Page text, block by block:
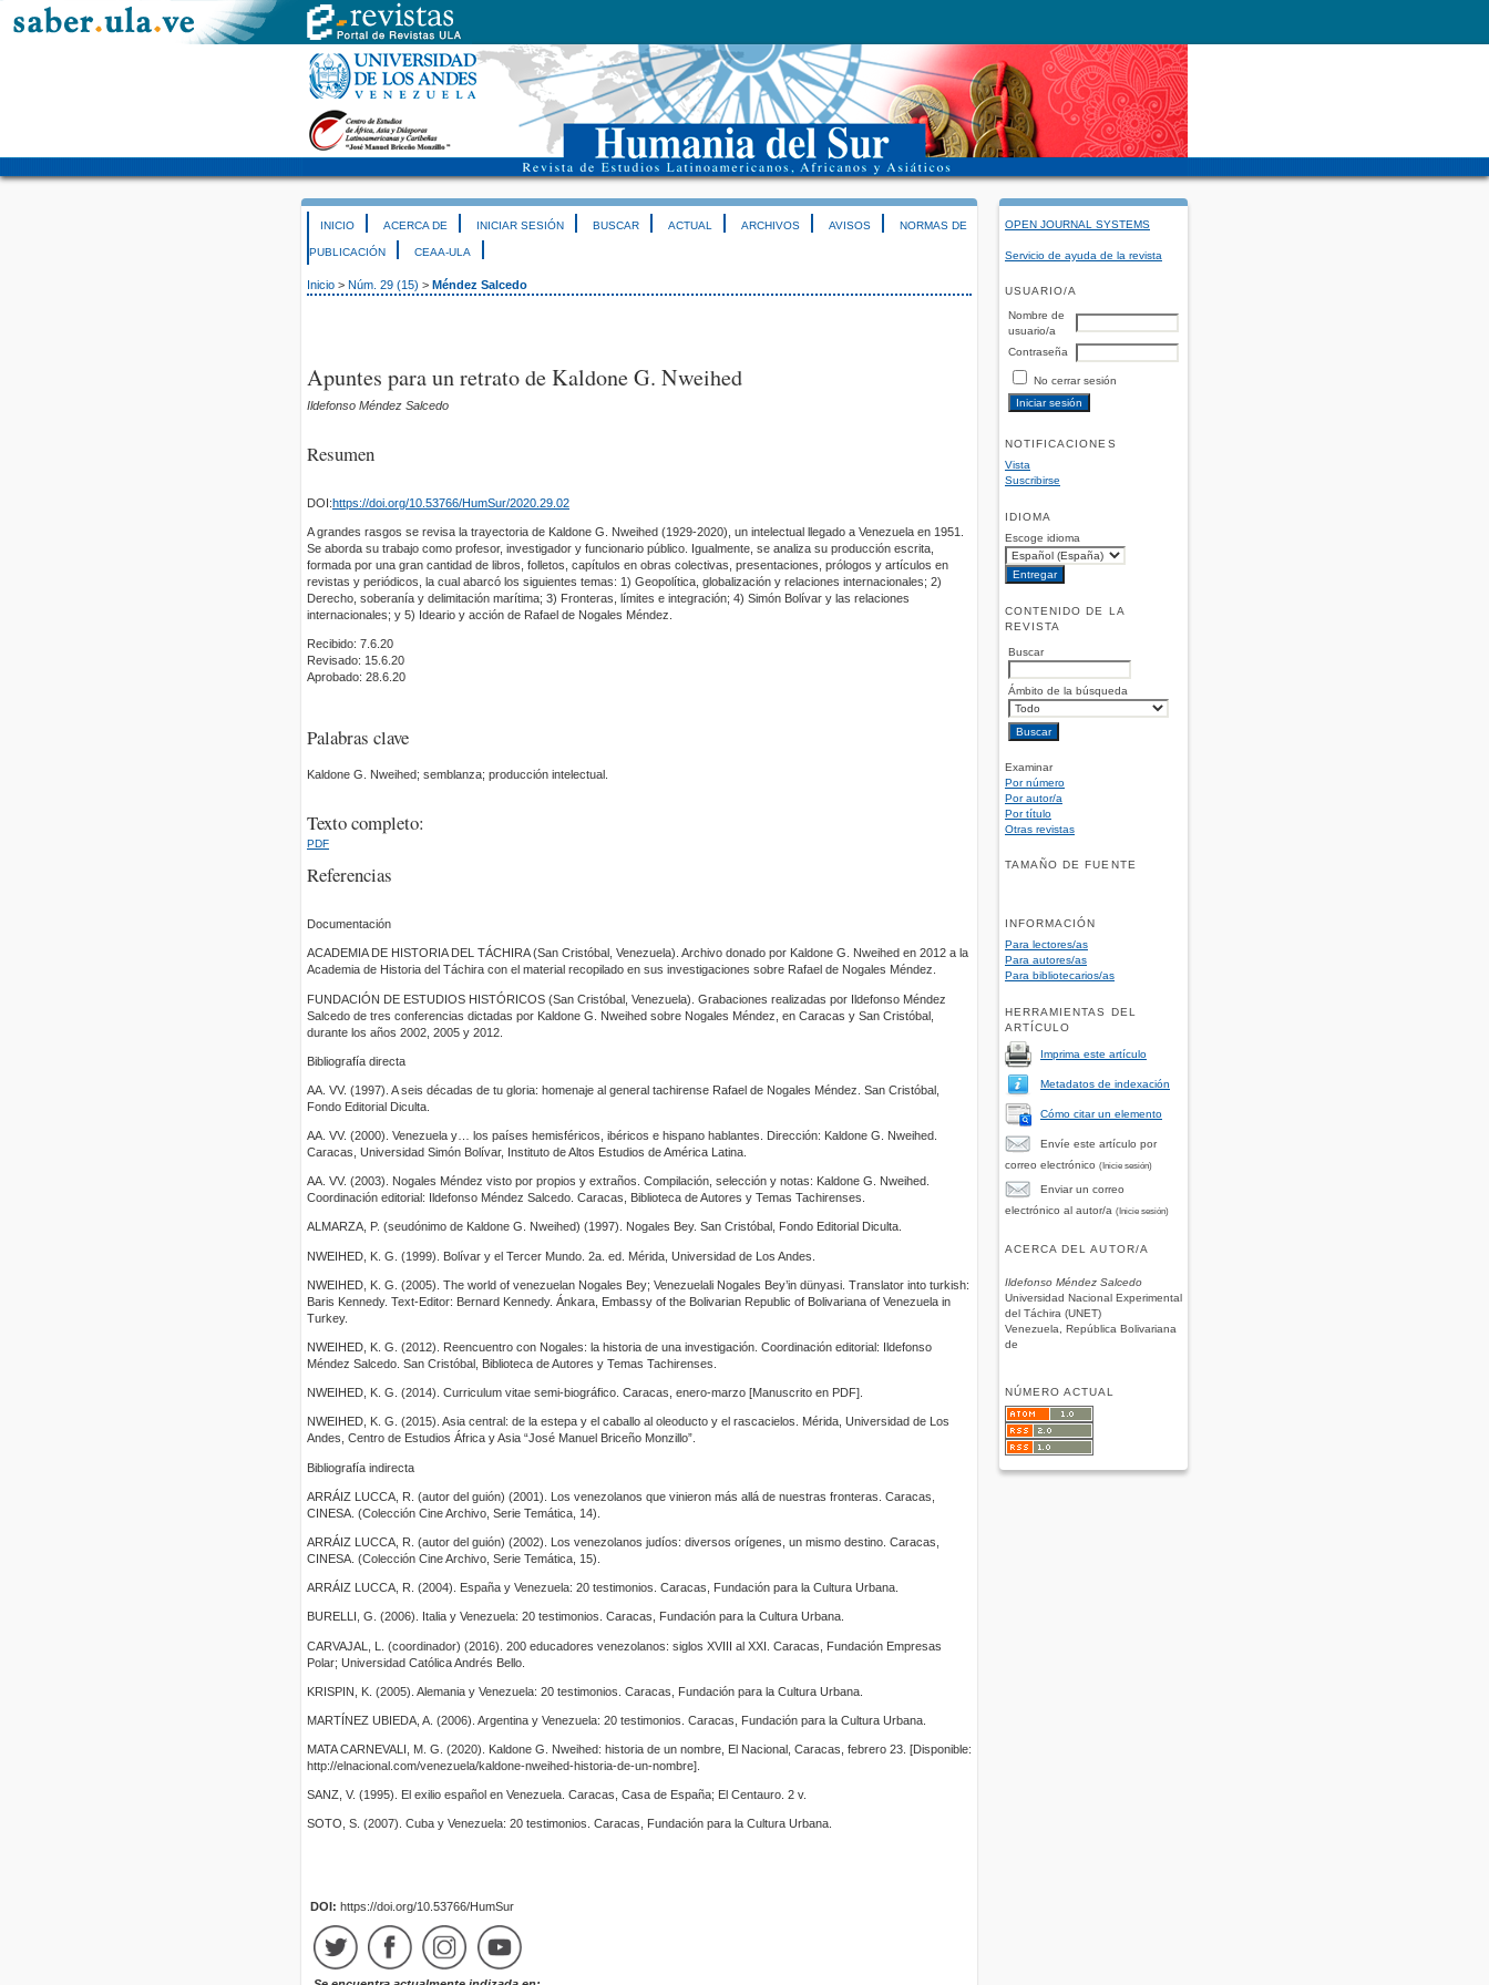
OPEN JOURNAL SYSTEMS
Servicio de ayuda de la revista
USUARIO/A
Nombre de
usuario/a
Contraseña
No cerrar sesión
NOTIFICACIONES
Vista
Suscribirse
IDIOMA
Escoge idioma
CONTENIDO DE LA
REVISTA
Buscar
Ámbito de la búsqueda
Examinar
Por número
Por autor/a
Por título
Otras revistas
TAMAÑO DE FUENTE
INFORMACIÓN
Para lectores/as
Para autores/as
Para bibliotecarios/as
HERRAMIENTAS DEL
ARTÍCULO
Imprima este artículo
Metadatos de indexación
Cómo citar un elemento
Envíe este artículo por
correo electrónico (Inicie sesión)
Enviar un correo
electrónico al autor/a (Inicie sesión)
ACERCA DEL AUTOR/A
Ildefonso Méndez Salcedo
Universidad Nacional Experimental
del Táchira (UNET)
Venezuela, República Bolivariana
de
NÚMERO ACTUAL
INICIO ACERCA DE INICIAR SESIÓN BUSCAR ACTUAL ARCHIVOS AVISOS NORMAS DE
PUBLICACIÓN CEAA-ULA
Inicio > Núm. 29 (15) > Méndez Salcedo
Apuntes para un retrato de Kaldone G. Nweihed
Ildefonso Méndez Salcedo
Resumen
DOI:https://doi.org/10.53766/HumSur/2020.29.02
A grandes rasgos se revisa la trayectoria de Kaldone G. Nweihed (1929-2020), un intelectual llegado a Venezuela en 1951.
Se aborda su trabajo como profesor, investigador y funcionario público. Igualmente, se analiza su producción escrita,
formada por una gran cantidad de libros, folletos, capítulos en obras colectivas, presentaciones, prólogos y artículos en
revistas y periódicos, la cual abarcó los siguientes temas: 1) Geopolítica, globalización y relaciones internacionales; 2)
Derecho, soberanía y delimitación marítima; 3) Fronteras, límites e integración; 4) Simón Bolívar y las relaciones
internacionales; y 5) Ideario y acción de Rafael de Nogales Méndez.
Recibido: 7.6.20
Revisado: 15.6.20
Aprobado: 28.6.20
Palabras clave
Kaldone G. Nweihed; semblanza; producción intelectual.
Texto completo:
PDF
Referencias
Documentación
ACADEMIA DE HISTORIA DEL TÁCHIRA (San Cristóbal, Venezuela). Archivo donado por Kaldone G. Nweihed en 2012 a la
Academia de Historia del Táchira con el material recopilado en sus investigaciones sobre Rafael de Nogales Méndez.
FUNDACIÓN DE ESTUDIOS HISTÓRICOS (San Cristóbal, Venezuela). Grabaciones realizadas por Ildefonso Méndez
Salcedo de tres conferencias dictadas por Kaldone G. Nweihed sobre Nogales Méndez, en Caracas y San Cristóbal,
durante los años 2002, 2005 y 2012.
Bibliografía directa
AA. VV. (1997). A seis décadas de tu gloria: homenaje al general tachirense Rafael de Nogales Méndez. San Cristóbal,
Fondo Editorial Diculta.
AA. VV. (2000). Venezuela y… los países hemisféricos, ibéricos e hispano hablantes. Dirección: Kaldone G. Nweihed.
Caracas, Universidad Simón Bolívar, Instituto de Altos Estudios de América Latina.
AA. VV. (2003). Nogales Méndez visto por propios y extraños. Compilación, selección y notas: Kaldone G. Nweihed.
Coordinación editorial: Ildefonso Méndez Salcedo. Caracas, Biblioteca de Autores y Temas Tachirenses.
ALMARZA, P. (seudónimo de Kaldone G. Nweihed) (1997). Nogales Bey. San Cristóbal, Fondo Editorial Diculta.
NWEIHED, K. G. (1999). Bolívar y el Tercer Mundo. 2a. ed. Mérida, Universidad de Los Andes.
NWEIHED, K. G. (2005). The world of venezuelan Nogales Bey; Venezuelali Nogales Bey’in dünyasi. Translator into turkish:
Baris Kennedy. Text-Editor: Bernard Kennedy. Ánkara, Embassy of the Bolivarian Republic of Bolivariana of Venezuela in
Turkey.
NWEIHED, K. G. (2012). Reencuentro con Nogales: la historia de una investigación. Coordinación editorial: Ildefonso
Méndez Salcedo. San Cristóbal, Biblioteca de Autores y Temas Tachirenses.
NWEIHED, K. G. (2014). Curriculum vitae semi-biográfico. Caracas, enero-marzo [Manuscrito en PDF].
NWEIHED, K. G. (2015). Asia central: de la estepa y el caballo al oleoducto y el rascacielos. Mérida, Universidad de Los
Andes, Centro de Estudios África y Asia “José Manuel Briceño Monzillo”.
Bibliografía indirecta
ARRÁIZ LUCCA, R. (autor del guión) (2001). Los venezolanos que vinieron más allá de nuestras fronteras. Caracas,
CINESA. (Colección Cine Archivo, Serie Temática, 14).
ARRÁIZ LUCCA, R. (autor del guión) (2002). Los venezolanos judíos: diversos orígenes, un mismo destino. Caracas,
CINESA. (Colección Cine Archivo, Serie Temática, 15).
ARRÁIZ LUCCA, R. (2004). España y Venezuela: 20 testimonios. Caracas, Fundación para la Cultura Urbana.
BURELLI, G. (2006). Italia y Venezuela: 20 testimonios. Caracas, Fundación para la Cultura Urbana.
CARVAJAL, L. (coordinador) (2016). 200 educadores venezolanos: siglos XVIII al XXI. Caracas, Fundación Empresas
Polar; Universidad Católica Andrés Bello.
KRISPIN, K. (2005). Alemania y Venezuela: 20 testimonios. Caracas, Fundación para la Cultura Urbana.
MARTÍNEZ UBIEDA, A. (2006). Argentina y Venezuela: 20 testimonios. Caracas, Fundación para la Cultura Urbana.
MATA CARNEVALI, M. G. (2020). Kaldone G. Nweihed: historia de un nombre, El Nacional, Caracas, febrero 23. [Disponible:
http://elnacional.com/venezuela/kaldone-nweihed-historia-de-un-nombre].
SANZ, V. (1995). El exilio español en Venezuela. Caracas, Casa de España; El Centauro. 2 v.
SOTO, S. (2007). Cuba y Venezuela: 20 testimonios. Caracas, Fundación para la Cultura Urbana.
DOI: https://doi.org/10.53766/HumSur